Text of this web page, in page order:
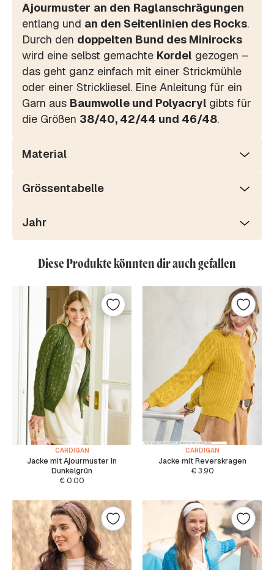
Ajourmuster an den Raglanschrägungen
entlang und an den Seitenlinien des Rocks.
Durch den doppelten Bund des Minirocks
wird eine selbst gemachte Kordel gezogen –
das geht ganz einfach mit einer Strickmühle
oder einer Strickliesel. Eine Anleitung für ein
Garn aus Baumwolle und Polyacryl gibts für
die Größen 38/40, 42/44 und 46/48.
Material
Grössentabelle
Jahr
Diese Produkte könnten dir auch gefallen
CARDIGAN
Jacke mit Ajourmuster in
Dunkelgrün
€ 0.00
CARDIGAN
Jacke mit Reverskragen
€3.90